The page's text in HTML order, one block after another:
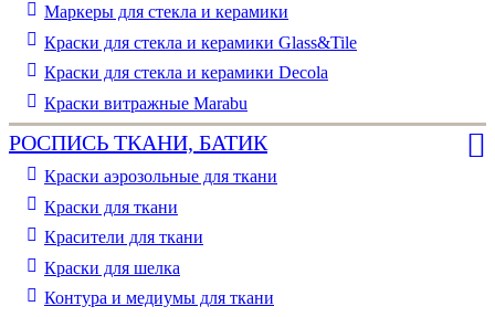
Маркеры для стекла и керамики
Краски для стекла и керамики Glass&Tile
Краски для стекла и керамики Decola
Краски витражные Marabu
РОСПИСЬ ТКАНИ, БАТИК
Краски аэрозольные для ткани
Краски для ткани
Красители для ткани
Краски для шелка
Контура и медиумы для ткани